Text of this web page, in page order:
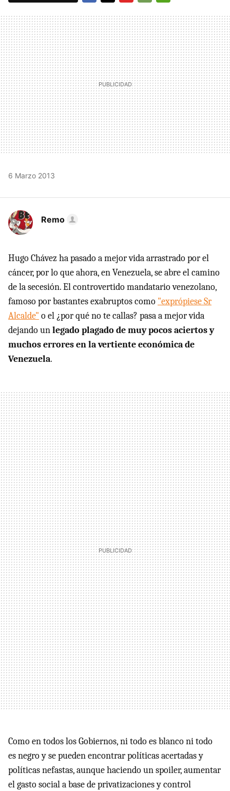
MAIL
6 Marzo 2013
Remo
Hugo Chávez ha pasado a mejor vida arrastrado por el
cáncer, por lo que ahora, en Venezuela, se abre el camino
de la secesión. El controvertido mandatario venezolano,
famoso por bastantes exabruptos como "exprópiese Sr
Alcalde" o el ¿por qué no te callas? pasa a mejor vida
dejando unlegado plagado de muy pocos aciertos y
muchos errores en la vertiente económica de
Venezuela.
Como en todos los Gobiernos, ni todo es blanco ni todo
es negro y se pueden encontrar políticas acertadas y
políticas nefastas, aunque haciendo un spoiler, aumentar
el gasto social a base de privatizaciones y control